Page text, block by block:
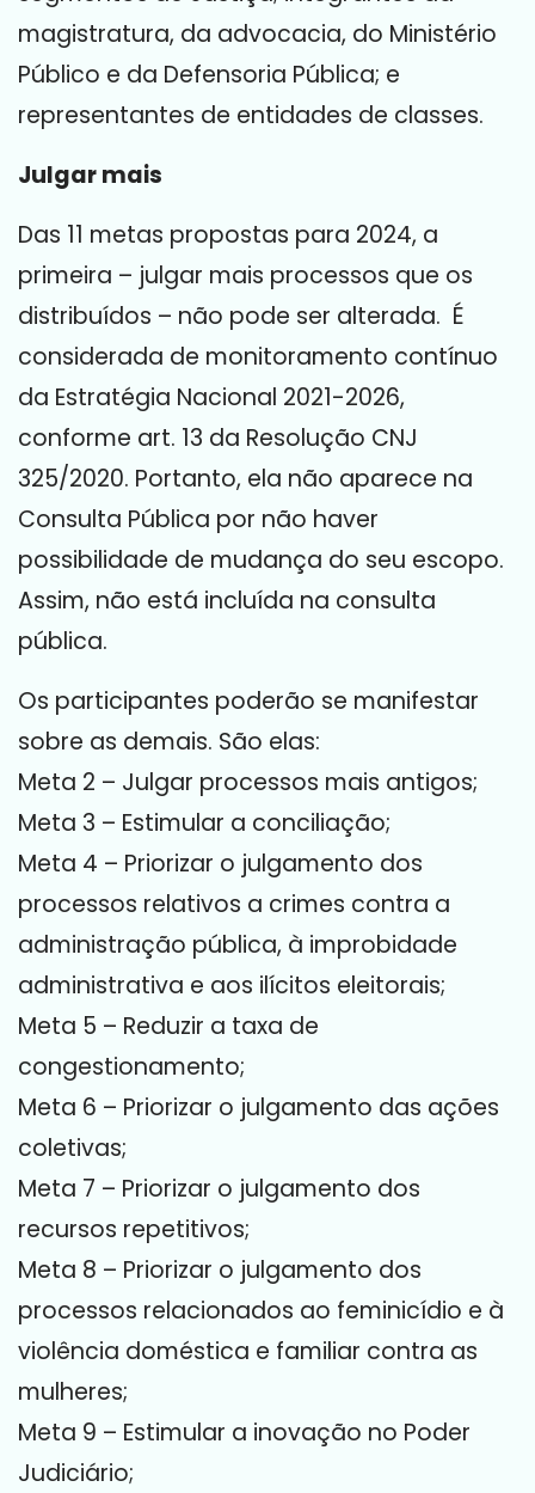
magistratura, da advocacia, do Ministério
Público e da Defensoria Pública; e
representantes de entidades de classes.
Julgar mais
Das 11 metas propostas para 2024, a
primeira – julgar mais processos que os
distribuídos – não pode ser alterada. É
considerada de monitoramento contínuo
da Estratégia Nacional 2021-2026,
conforme art. 13 da Resolução CNJ
325/2020. Portanto, ela não aparece na
Consulta Pública por não haver
possibilidade de mudança do seu escopo.
Assim, não está incluída na consulta
pública.
Os participantes poderão se manifestar
sobre as demais. São elas:
Meta 2 – Julgar processos mais antigos;
Meta 3 – Estimular a conciliação;
Meta 4 – Priorizar o julgamento dos
processos relativos a crimes contra a
administração pública, à improbidade
administrativa e aos ilícitos eleitorais;
Meta 5 – Reduzir a taxa de
congestionamento;
Meta 6 – Priorizar o julgamento das ações
coletivas;
Meta 7 – Priorizar o julgamento dos
recursos repetitivos;
Meta 8 – Priorizar o julgamento dos
processos relacionados ao feminicídio e à
violência doméstica e familiar contra as
mulheres;
Meta 9 – Estimular a inovação no Poder
Judiciário;